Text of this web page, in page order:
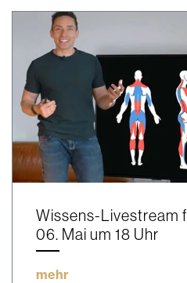
Wissens-Livestream
06. Mai um 18 Uhr
mehr